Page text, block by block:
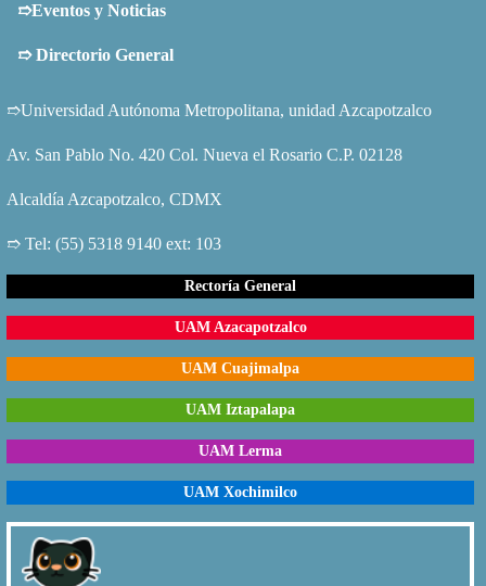
➱Eventos y Noticias
➱Directorio General
➱Universidad Autónoma Metropolitana, unidad Azcapotzalco
Av. San Pablo No. 420 Col. Nueva el Rosario C.P. 02128
Alcaldía Azcapotzalco, CDMX
➱ Tel: (55) 5318 9140 ext: 103
Rectoría General
UAM Azacapotzalco
UAM Cuajimalpa
UAM Iztapalapa
UAM Lerma
UAM Xochimilco